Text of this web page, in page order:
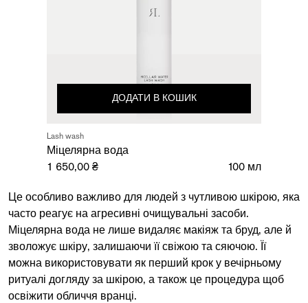
ДОДАТИ В КОШИК
Lash wash
Міцелярна вода
1 650,00 ₴
100 мл
Це особливо важливо для людей з чутливою шкірою, яка
часто реагує на агресивні очищувальні засоби.
Міцелярна вода не лише видаляє макіяж та бруд, але й
зволожує шкіру, залишаючи її свіжою та сяючою. Її
можна використовувати як перший крок у вечірньому
ритуалі догляду за шкірою, а також це процедура щоб
освіжити обличчя вранці.